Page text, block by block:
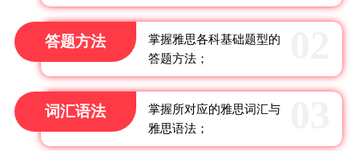
答题方法
掌握雅思各科基础题型的
答题方法；
词汇语法
掌握所对应的雅思词汇与
雅思语法；